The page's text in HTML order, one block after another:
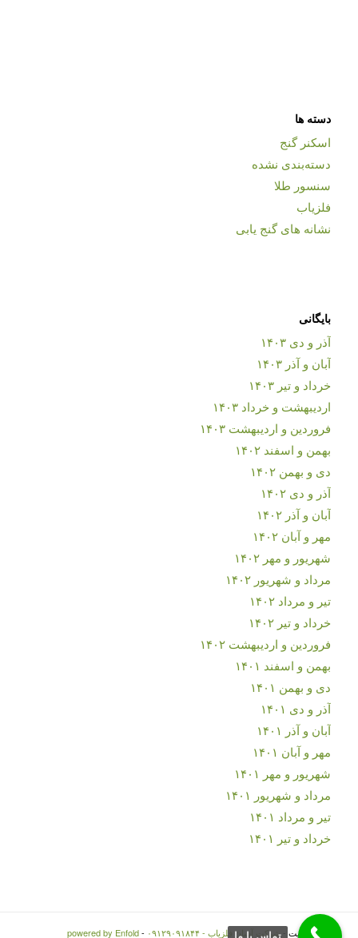
دسته ها
اسکنر گنج
دسته‌بندی نشده
سنسور طلا
فلزیاب
نشانه های گنج یابی
بایگانی
آذر و دی ۱۴۰۳
آبان و آذر ۱۴۰۳
خرداد و تیر ۱۴۰۳
اردیبهشت و خرداد ۱۴۰۳
فروردین و اردیبهشت ۱۴۰۳
بهمن و اسفند ۱۴۰۲
دی و بهمن ۱۴۰۲
آذر و دی ۱۴۰۲
آبان و آذر ۱۴۰۲
مهر و آبان ۱۴۰۲
شهریور و مهر ۱۴۰۲
مرداد و شهریور ۱۴۰۲
تیر و مرداد ۱۴۰۲
خرداد و تیر ۱۴۰۲
فروردین و اردیبهشت ۱۴۰۲
بهمن و اسفند ۱۴۰۱
دی و بهمن ۱۴۰۱
آذر و دی ۱۴۰۱
آبان و آذر ۱۴۰۱
مهر و آبان ۱۴۰۱
شهریور و مهر ۱۴۰۱
مرداد و شهریور ۱۴۰۱
تیر و مرداد ۱۴۰۱
خرداد و تیر ۱۴۰۱
© کپی رایت -شرکت آسان فلزیاب - ۰۹۱۲۹۰۹۱۸۴۴ -
powered by Enfold